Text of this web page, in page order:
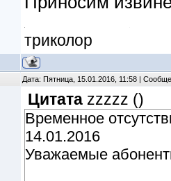
триколор
Дата: Пятница, 15.01.2016, 11:58 |
Цитата zzzzz ()
Временное
14.01.2016
Уважаемые